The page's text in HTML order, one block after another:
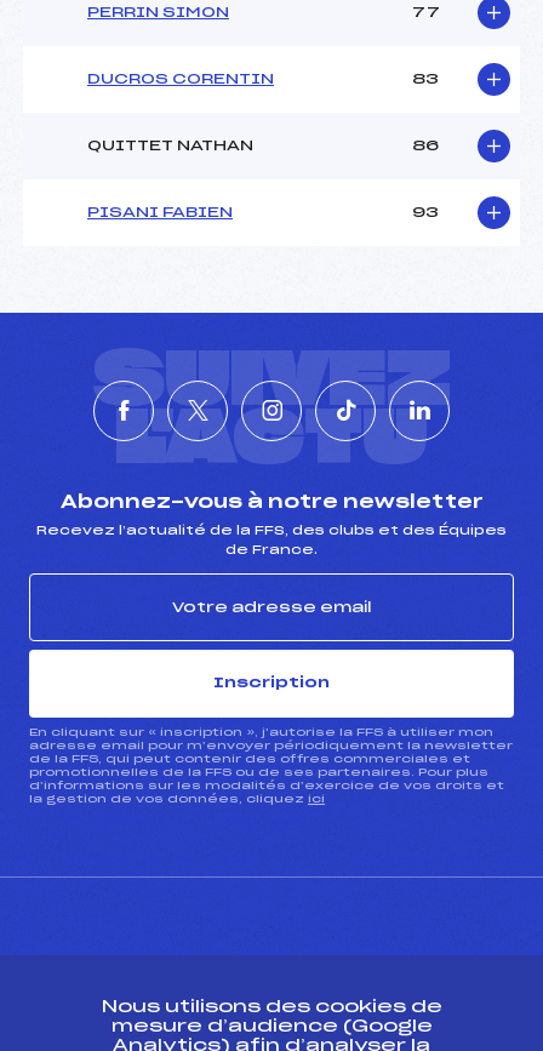
PERRIN SIMON 77
DUCROS CORENTIN 83
QUITTET NATHAN 86
PISANI FABIEN 93
SUIVEZ
L'ACTU
Abonnez-vous à notre newsletter
Recevez l’actualité de la FFS, des clubs et des Équipes
de France.
Inscription
En cliquant sur « inscription », j’autorise la FFS à utiliser mon
adresse email pour m’envoyer périodiquement la newsletter
de la FFS, qui peut contenir des offres commerciales et
promotionnelles de la FFS ou de ses partenaires. Pour plus
d’informations sur les modalités d’exercice de vos droits et
la gestion de vos données, cliquez ici
Nous utilisons des cookies de
mesure d’audience (Google
Analytics) afin d’analyser la